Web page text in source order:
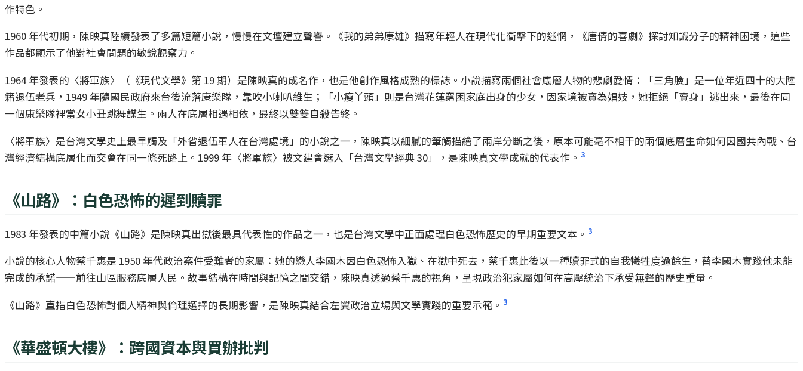
作特色。
1960 年代初期，陳映真陸續發表了多篇短篇小說，慢慢在文壇建立聲譽。《我的弟弟康雄》描寫年輕人在現代化衝擊下的迷惘，《唐倩的喜劇》探討知識分子的精神困境，這些
作品都顯示了他對社會問題的敏銳觀察力。
1964 年發表的〈將軍族〉（《現代文學》第 19 期）是陳映真的成名作，也是他創作風格成熟的標誌。小說描寫兩個社會底層人物的悲劇愛情：「三角臉」是一位年近四十的大陸
籍退伍老兵，1949 年隨國民政府來台後流落康樂隊，靠吹小喇叭維生；「小瘦丫頭」則是台灣花蓮窮困家庭出身的少女，因家境被賣為娼妓，她拒絕「賣身」逃出來，最後在同
一個康樂隊裡當女小丑跳舞謀生。兩人在底層相遇相依，最終以雙雙自殺告終。
〈將軍族〉是台灣文學史上最早觸及「外省退伍軍人在台灣處境」的小說之一，陳映真以細膩的筆觸描繪了兩岸分斷之後，原本可能毫不相干的兩個底層生命如何因國共內戰、台
灣經濟結構底層化而交會在同一條死路上。1999 年〈將軍族〉被文建會選入「台灣文學經典 30」，是陳映真文學成就的代表作。 3
《山路》：白色恐怖的遲到贖罪
1983 年發表的中篇小說《山路》是陳映真出獄後最具代表性的作品之一，也是台灣文學中正面處理白色恐怖歷史的早期重要文本。 3
小說的核心人物蔡千惠是 1950 年代政治案件受難者的家屬：她的戀人李國木因白色恐怖入獄、在獄中死去，蔡千惠此後以一種贖罪式的自我犧牲度過餘生，替李國木實踐他未能
完成的承諾——前往山區服務底層人民。故事結構在時間與記憶之間交錯，陳映真透過蔡千惠的視角，呈現政治犯家屬如何在高壓統治下承受無聲的歷史重量。
《山路》直指白色恐怖對個人精神與倫理選擇的長期影響，是陳映真結合左翼政治立場與文學實踐的重要示範。 3
《華盛頓大樓》：跨國資本與買辦批判